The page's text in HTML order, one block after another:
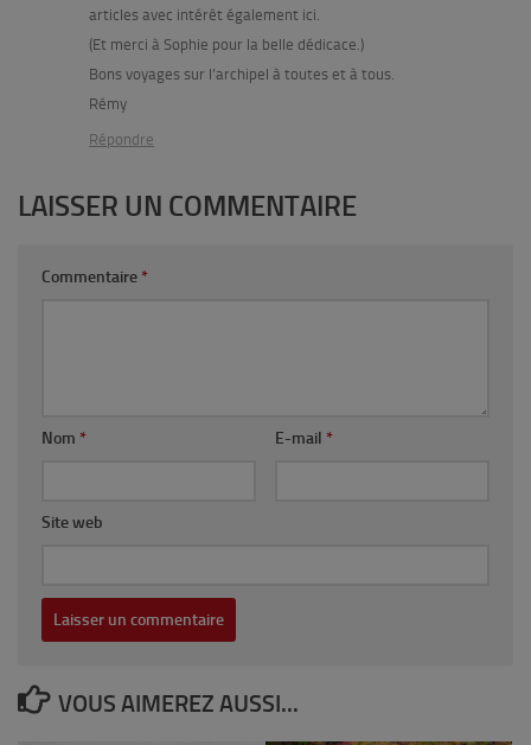
articles avec intérêt également ici.
(Et merci à Sophie pour la belle dédicace.)
Bons voyages sur l’archipel à toutes et à tous.
Rémy
Répondre
LAISSER UN COMMENTAIRE
Commentaire *
Nom * E-mail *
Site web
VOUS AIMEREZ AUSSI...